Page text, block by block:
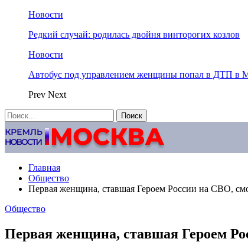
Новости
Редкий случай: родилась двойня винторогих козлов
Новости
Автобус под управлением женщины попал в ДТП в
Prev Next
Главная
Общество
Первая женщина, ставшая Героем России на СВО,
Общество
Первая женщина, ставшая Героем